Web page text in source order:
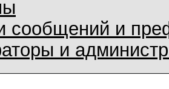
сообщений и
и